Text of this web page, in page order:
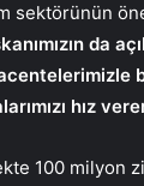
sektörünün
da
hız
100 milyon